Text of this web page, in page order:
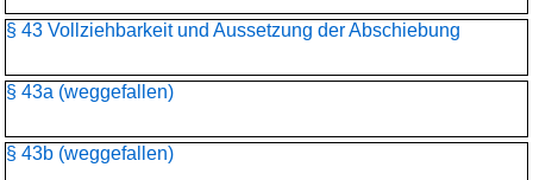
§ 43 Vollziehbarkeit und Aussetzung der Abschiebung
§ 43a (weggefallen)
§ 43b (weggefallen)